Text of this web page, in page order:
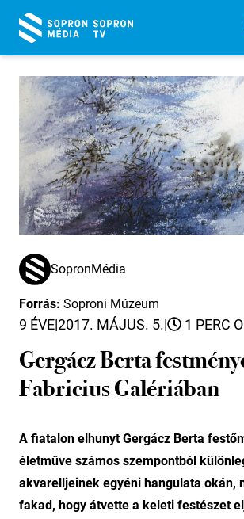
SopronMédia
Forrás: Soproni Múzeum
9 ÉVE|2017. MÁJUS. 5.| 1 PERC
Gergácz Berta
Fabricius Galériában
A fiatalon elhunyt Gergácz Berta
életműve számos szempontból
akvarelljeinek egyéni hangulata okán,
fakad, hogy átvette a keleti festészet